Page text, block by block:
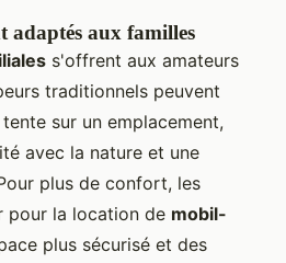
adaptés aux familles
s'offrent aux amateurs
traditionnels peuvent
sur un emplacement,
avec la nature et une
plus de confort, les
pour la location de mobil-
plus sécurisé et des